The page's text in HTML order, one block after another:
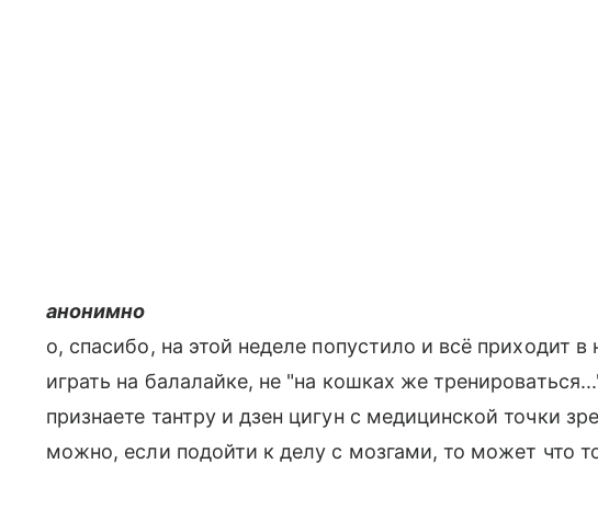
анонимно
о, спасибо, на этой неделе попустило и всё приходит в
играть на балалайке, не "на кошках же
признаете тантру и дзен цигун с медицинской точки
можно, если подойти к делу с мозгами, то может что